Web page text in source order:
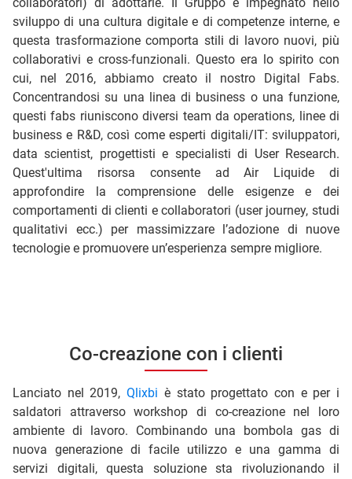
collaboratori) di adottarle. Il Gruppo è impegnato nello
sviluppo di una cultura digitale e di competenze interne, e
questa trasformazione comporta stili di lavoro nuovi, più
collaborativi e cross-funzionali. Questo era lo spirito con
cui, nel 2016, abbiamo creato il nostro Digital Fabs.
Concentrandosi su una linea di business o una funzione,
questi fabs riuniscono diversi team da operations, linee di
business e R&D, così come esperti digitali/IT: sviluppatori,
data scientist, progettisti e specialisti di User Research.
Quest'ultima risorsa consente ad Air Liquide di
approfondire la comprensione delle esigenze e dei
comportamenti di clienti e collaboratori (user journey, studi
qualitativi ecc.) per massimizzare l’adozione di nuove
tecnologie e promuovere un’esperienza sempre migliore.
Co-creazione con i clienti
Lanciato nel 2019,Qlixbi è stato progettato con e per i
saldatori attraverso workshop di co-creazione nel loro
ambiente di lavoro. Combinando una bombola gas di
nuova generazione di facile utilizzo e una gamma di
servizi digitali, questa soluzione sta rivoluzionando il